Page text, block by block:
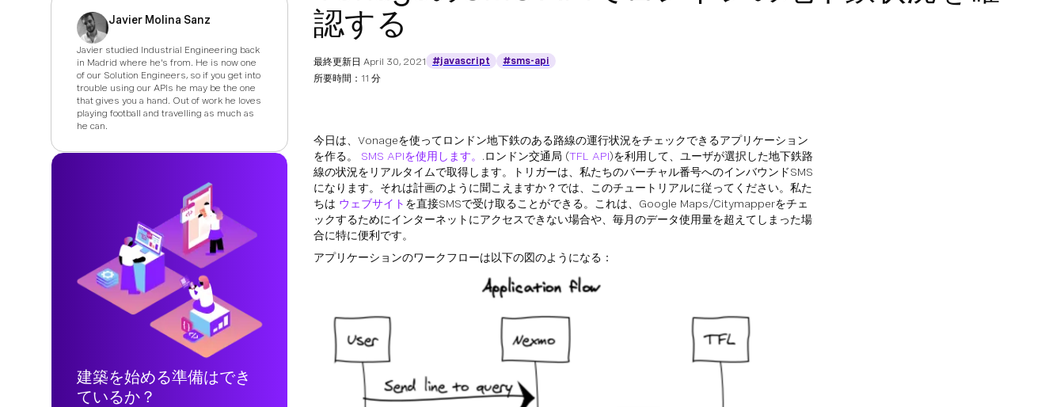
Javier Molina Sanz
Javier studied Industrial Engineering back
in Madrid where he's from. He is now one
of our Solution Engineers, so if you get into
trouble using our APIs he may be the one
that gives you a hand. Out of work he loves
playing football and travelling as much as
he can.
建築を始める準備はでき
ているか？
認する
最終更新日 April 30, 2021 #javascript
#sms-api
所要時間：11 分
今日は、Vonageを使ってロンドン地下鉄のある路線の運行状況をチェックできるアプリケーション
を作る。 SMS APIを使用します。 .ロンドン交通局 (TFL API)を利用して、ユーザが選択した地下鉄路
線の状況をリアルタイムで取得します。トリガーは、私たちのバーチャル番号へのインバウンドSMS
になります。それは計画のように聞こえますか？では、このチュートリアルに従ってください。私た
ちは ウェブサイト を直接SMSで受け取ることができる。これは、Google Maps/Citymapperをチェ
ックするためにインターネットにアクセスできない場合や、毎月のデータ使用量を超えてしまった場
合に特に便利です。
アプリケーションのワークフローは以下の図のようになる：